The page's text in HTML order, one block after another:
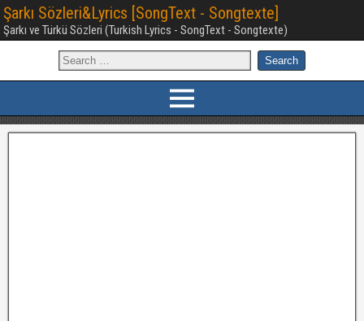
Şarkı Sözleri&Lyrics [SongText - Songtexte]
Şarkı ve Türkü Sözleri (Turkish Lyrics - SongText - Songtexte)